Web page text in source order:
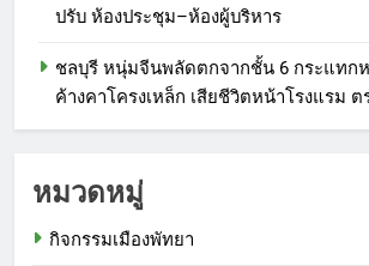
ปรับ ห้องประชุม–ห้องผู้บริหาร
ชลบุรี หนุ่มจีนพลัดตกจากชั้น 6 กระแทกห
ค้างคาโครงเหล็ก เสียชีวิตหน้าโรงแรม ต
หมวดหมู่
กิจกรรมเมืองพัทยา